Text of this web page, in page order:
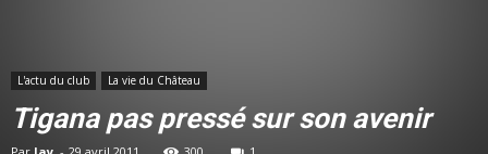
L'actu du club La vie du Château
Tigana pas pressé sur son avenir